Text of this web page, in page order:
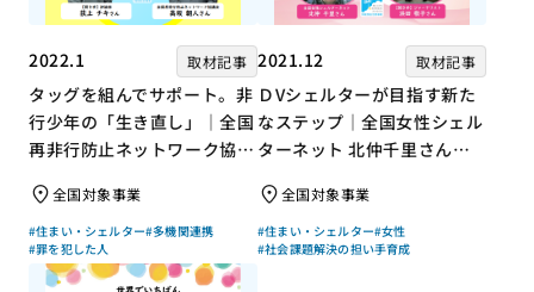
2022.1 取材記事
タッグを組んでサポート。非
行少年の「生き直し」｜全国
再非行防止ネットワーク協議
上チキさん【聞き手】
全国対象事業
#住まい・シェルター#多機関連携
#罪を犯した人
2021.12 取材記事
ＤVシェルターが目指す新た
なステップ｜全国女性シェル
ターネット 北仲千里さん×
ん【聞き手】
全国対象事業
#住まい・シェルター#女性
#社会課題解決の担い手育成